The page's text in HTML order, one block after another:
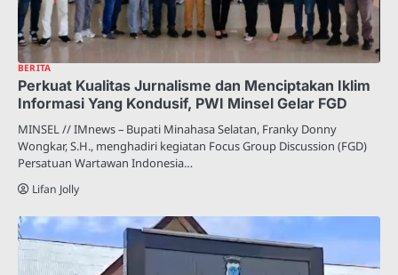
BERITA
Perkuat Kualitas Jurnalisme dan Menciptakan Iklim
Informasi Yang Kondusif, PWI Minsel Gelar FGD
MINSEL // IMnews – Bupati Minahasa Selatan, Franky Donny
Wongkar, S.H., menghadiri kegiatan Focus Group Discussion (FGD)
Persatuan Wartawan Indonesia…
Lifan Jolly